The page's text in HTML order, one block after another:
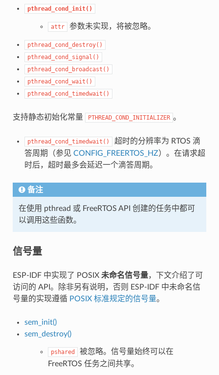
pthread_cond_init()
attr 参数未实现，将被忽略。
pthread_cond_destroy()
pthread_cond_signal()
pthread_cond_broadcast()
pthread_cond_wait()
pthread_cond_timedwait()
支持静态初始化常量 PTHREAD_COND_INITIALIZER 。
pthread_cond_timedwait()
超时的分辨率为 RTOS 滴
答周期（参见 CONFIG_FREERTOS_HZ）。在请求超
时后，超时最多会延迟一个滴答周期。
备注
在使用 pthread 或 FreeRTOS API 创建的任务中都可
以调用这些函数。
信号量
ESP-IDF 中实现了 POSIX 未命名信号量，下文介绍了可
访问的 API。除非另有说明，否则 ESP-IDF 中未命名信
号量的实现遵循 POSIX 标准规定的信号量。
sem_init()
sem_destroy()
pshared
被忽略。信号量始终可以在
FreeRTOS 任务之间共享。